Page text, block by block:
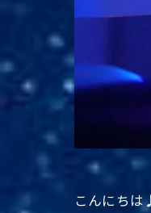
こんにちは